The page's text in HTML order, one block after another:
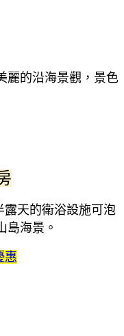
麗的沿海景觀，景色
露天的衛浴設施可泡
島海景。
惠